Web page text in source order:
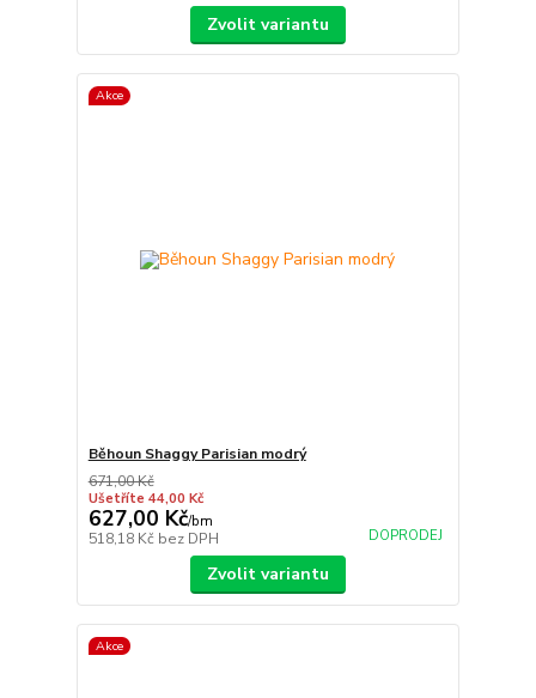
Zvolit variantu
Akce
Běhoun Shaggy Parisian modrý
671,00 Kč
Ušetříte 44,00 Kč
627,00 Kč/bm
518,18 Kč bez DPH DOPRODEJ
Zvolit variantu
Akce